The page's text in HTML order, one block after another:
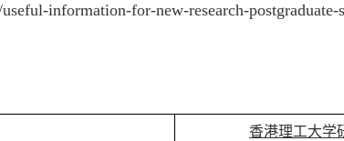
information-for-new-research-postgraduate-
香港理工大学